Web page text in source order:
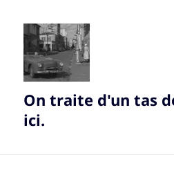
On traite d'un tas
ici.